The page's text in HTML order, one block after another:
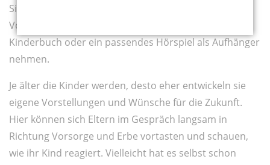
Sicherheit, Schutz und Wohlbefinden in den
Vordergrund rückt. Vielleicht kann man auch ein
Kinderbuch oder ein passendes Hörspiel als Aufhänger
nehmen.
Je älter die Kinder werden, desto eher entwickeln sie
eigene Vorstellungen und Wünsche für die Zukunft.
Hier können sich Eltern im Gespräch langsam in
Richtung Vorsorge und Erbe vortasten und schauen,
wie ihr Kind reagiert. Vielleicht hat es selbst schon